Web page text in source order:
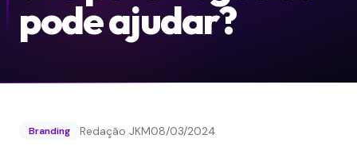
pode ajudar?
Branding Redação JKM08/03/2024